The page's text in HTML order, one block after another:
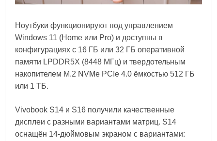
Ноутбуки функционируют под управлением
Windows 11 (Home или Pro) и доступны в
конфигурациях с 16 ГБ или 32 ГБ оперативной
памяти LPDDR5X (8448 МГц) и твердотельным
накопителем M.2 NVMe PCIe 4.0 ёмкостью 512 ГБ
или 1 ТБ.
Vivobook S14 и S16 получили качественные
дисплеи с разными вариантами матриц. S14
оснащён 14-дюймовым экраном с вариантами: